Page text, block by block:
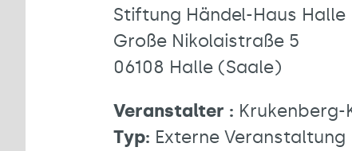
Stiftung Händel-Haus Halle
Große Nikolaistraße 5
06108 Halle (Saale)
Veranstalter : Krukenberg-
Typ: Externe Veranstaltung